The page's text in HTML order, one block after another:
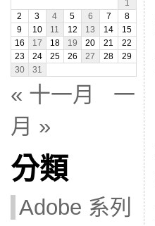
1
2
3 4 5 6 7
8
9
10 11 12 13 14
15
16
17 18 19 20 21
22
23
24 25 26 27 28
29
30
31
« 十一月
一
月 »
分類
Adobe 系列